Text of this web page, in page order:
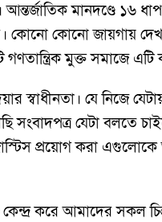
আন্তর্জাতিক মানদণ্ডে ১৬
কোনো জায়গায়
মুক্ত সমাজে
যে নিজে যেটায়
সংবাদপত্র যেটা বলতে
প্রয়োগ করা এগুলোকে
করে আমাদের সকল